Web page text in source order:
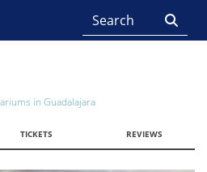
in Guadalajara
TICKETS REVIEWS